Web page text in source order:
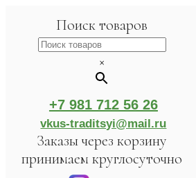
Поиск товаров
×
+7 981 712 56 26
vkus-traditsyi@mail.ru
Заказы через корзину
принимаем круглосуточно